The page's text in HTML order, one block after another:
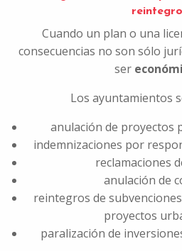
Cuando un plan o una
consecuencias no son sólo
ser
Los ayuntamientos
anulación de proyectos
indemnizaciones por
reclamaciones
anulación de
reintegros de
proyectos
paralización de